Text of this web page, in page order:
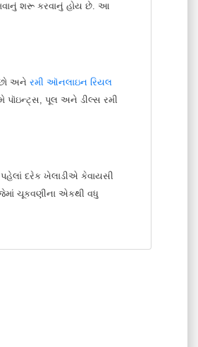
શરૂ કરવાનું હોય છે. આ
અને રમી ઑનલાઇન રિયલ
પૉઇન્ટ્સ, પૂલ અને ડીલ્સ રમી
દરેક ખેલાડીએ કેવાયસી
ચૂકવણીના એકથી વધુ